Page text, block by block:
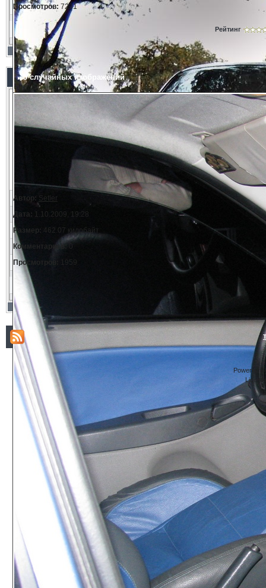
Просмотров: 7231
Рейтинг
5 случайных изображений
Автор: Setler
Дата: 1.10.2009, 19:28
Размер:
462.07 килобайт
Комментариев:
0
Просмотров:
1959
Powered